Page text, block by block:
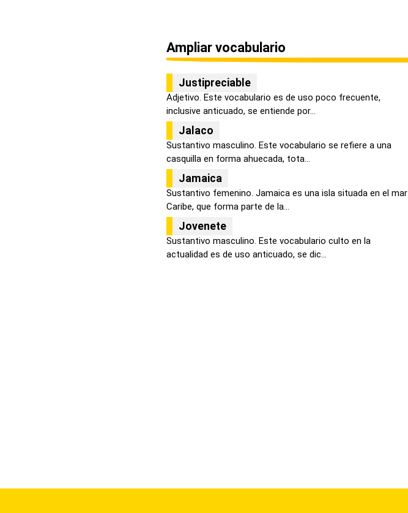
Ampliar vocabulario
Justipreciable
Adjetivo. Este vocabulario es de uso poco frecuente,
inclusive anticuado, se entiende por...
Jalaco
Sustantivo masculino. Este vocabulario se refiere a una
casquilla en forma ahuecada, tota...
Jamaica
Sustantivo femenino. Jamaica es una isla situada en el mar
Caribe, que forma parte de la...
Jovenete
Sustantivo masculino. Este vocabulario culto en la
actualidad es de uso anticuado, se dic...